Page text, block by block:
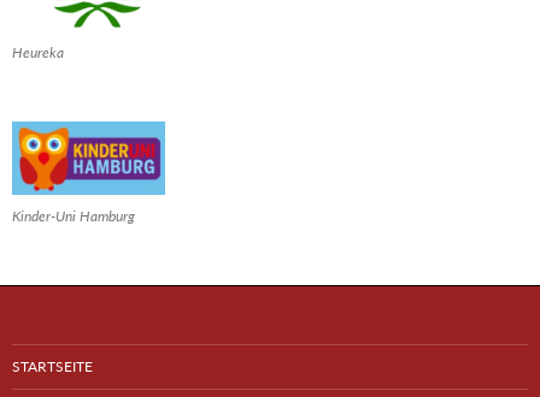
Heureka
Kinder-Uni Hamburg
STARTSEITE